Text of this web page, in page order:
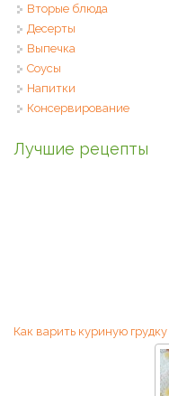
Вторые блюда
Десерты
Выпечка
Соусы
Напитки
Консервирование
Лучшие рецепты
Как варить куриную грудку